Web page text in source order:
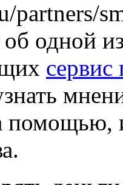
partners/
об одной
сервис
помощью,